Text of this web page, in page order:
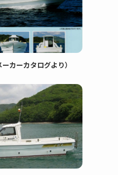
カーカタログより）